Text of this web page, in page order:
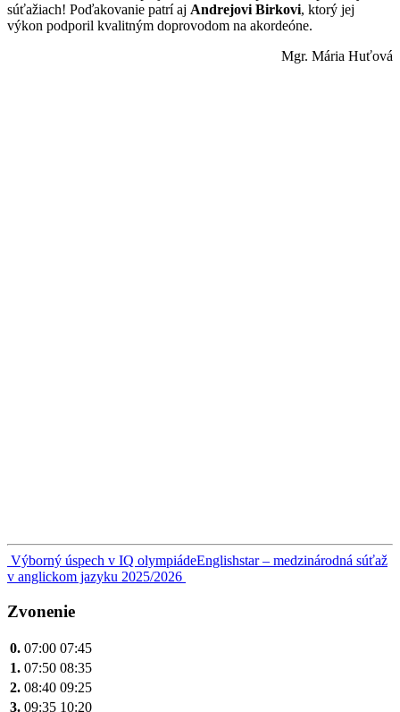
súťažiach! Poďakovanie patrí aj Andrejovi Birkovi, ktorý jej
výkon podporil kvalitným doprovodom na akordeóne.
Mgr. Mária Huťová
Navigácia
v
článku
Výborný úspech v IQ olympiádeEnglishstar – medzinárodná súťaž
v anglickom jazyku 2025/2026
Zvonenie
0. 07:00 07:45
1. 07:50 08:35
2. 08:40 09:25
3. 09:35 10:20